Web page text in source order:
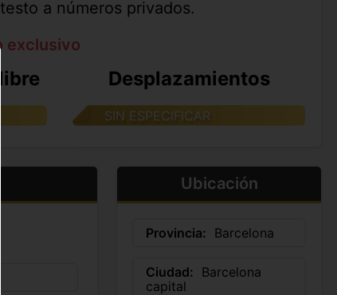
a números privados.
exclusivo
Desplazamientos
SIN ESPECIFICAR
Ubicación
Provincia: Barcelona
Ciudad:
Barcelona
capital